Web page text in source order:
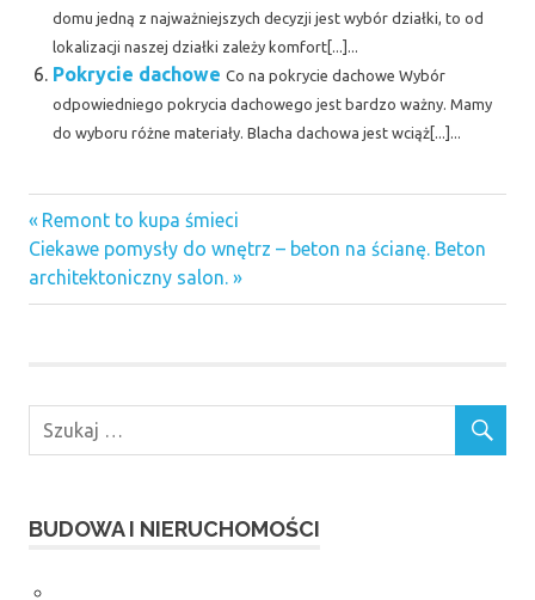
domu jedną z najważniejszych decyzji jest wybór działki, to od
lokalizacji naszej działki zależy komfort[...]...
Pokrycie dachowe Co na pokrycie dachowe Wybór
odpowiedniego pokrycia dachowego jest bardzo ważny. Mamy
do wyboru różne materiały. Blacha dachowa jest wciąż[...]...
Budowa domów
jednorodzinnych
dźwigi
warszawa
izolacja
chromowane
do domu
Nawigacja
wpisu
Previous
Post:
Remont to kupa śmieci
Next
Post:
Ciekawe pomysły do wnętrz – beton na ścianę. Beton
architektoniczny salon.
BUDOWA I NIERUCHOMOŚCI